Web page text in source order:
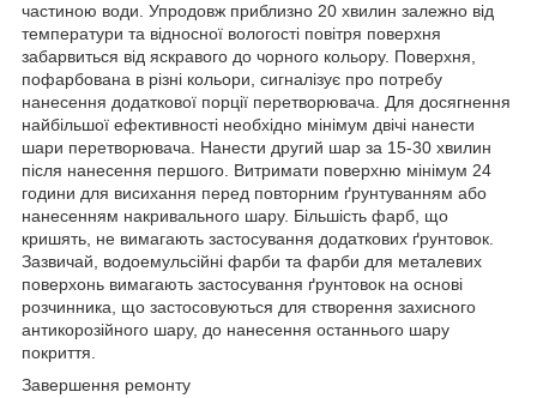
частиною води. Упродовж приблизно 20 хвилин залежно від
температури та відносної вологості повітря поверхня
забарвиться від яскравого до чорного кольору. Поверхня,
пофарбована в різні кольори, сигналізує про потребу
нанесення додаткової порції перетворювача. Для досягнення
найбільшої ефективності необхідно мінімум двічі нанести
шари перетворювача. Нанести другий шар за 15-30 хвилин
після нанесення першого. Витримати поверхню мінімум 24
години для висихання перед повторним ґрунтуванням або
нанесенням накривального шару. Більшість фарб, що
кришять, не вимагають застосування додаткових ґрунтовок.
Зазвичай, водоемульсійні фарби та фарби для металевих
поверхонь вимагають застосування ґрунтовок на основі
розчинника, що застосовуються для створення захисного
антикорозійного шару, до нанесення останнього шару
покриття.
Завершення ремонту